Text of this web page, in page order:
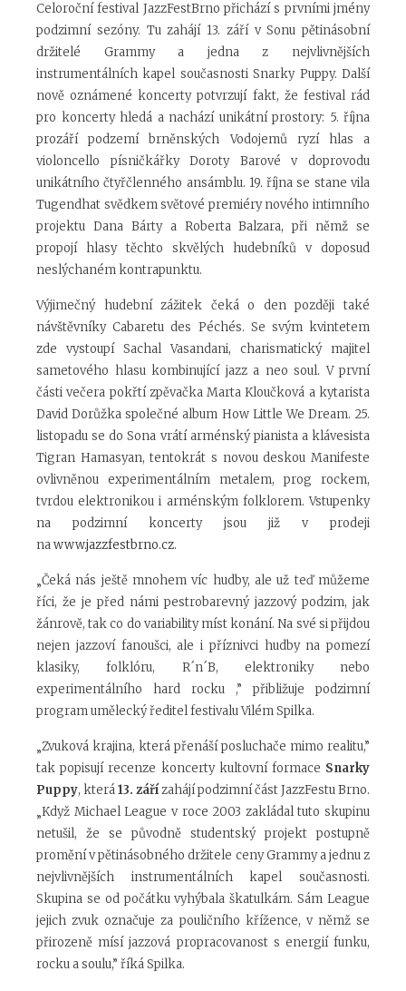
Celoroční festival JazzFestBrno přichází s prvními jmény
podzimní sezóny. Tu zahájí 13. září v Sonu pětinásobní
držitelé Grammy a jedna z nejvlivnějších
instrumentálních kapel současnosti Snarky Puppy. Další
nově oznámené koncerty potvrzují fakt, že festival rád
pro koncerty hledá a nachází unikátní prostory: 5. října
prozáří podzemí brněnských Vodojemů ryzí hlas a
violoncello písničkářky Doroty Barové v doprovodu
unikátního čtyřčlenného ansámblu. 19. října se stane vila
Tugendhat svědkem světové premiéry nového intimního
projektu Dana Bárty a Roberta Balzara, při němž se
propojí hlasy těchto skvělých hudebníků v doposud
neslýchaném kontrapunktu.
Výjimečný hudební zážitek čeká o den později také
návštěvníky Cabaretu des Péchés. Se svým kvintetem
zde vystoupí Sachal Vasandani, charismatický majitel
sametového hlasu kombinující jazz a neo soul. V první
části večera pokřtí zpěvačka Marta Kloučková a kytarista
David Dorůžka společné album How Little We Dream. 25.
listopadu se do Sona vrátí arménský pianista a klávesista
Tigran Hamasyan, tentokrát s novou deskou Manifeste
ovlivněnou experimentálním metalem, prog rockem,
tvrdou elektronikou i arménským folklorem. Vstupenky
na podzimní koncerty jsou již v prodeji
nawww.jazzfestbrno.cz.
„Čeká nás ještě mnohem víc hudby, ale už teď můžeme
říci, že je před námi pestrobarevný jazzový podzim, jak
žánrově, tak co do variability míst konání. Na své si přijdou
nejen jazzoví fanoušci, ale i příznivci hudby na pomezí
klasiky, folklóru, R´n´B, elektroniky nebo
experimentálního hard rocku ,” přibližuje podzimní
program umělecký ředitel festivalu Vilém Spilka.
„Zvuková krajina, která přenáší posluchače mimo realitu,”
tak popisují recenze koncerty kultovní formace Snarky
Puppy, která13. zářízahájí podzimní část JazzFestu Brno.
„Když Michael League v roce 2003 zakládal tuto skupinu
netušil, že se původně studentský projekt postupně
promění v pětinásobného držitele ceny Grammy a jednu z
nejvlivnějších instrumentálních kapel současnosti.
Skupina se od počátku vyhýbala škatulkám. Sám League
jejich zvuk označuje za pouličního křížence, v němž se
přirozeně mísí jazzová propracovanost s energií funku,
rocku a soulu,” říká Spilka.